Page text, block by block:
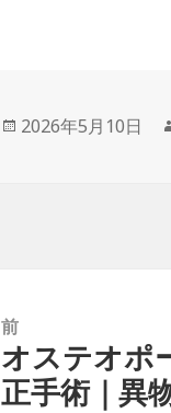
投
2026年5月10日
前
前
の
オステオポ
正手術｜異